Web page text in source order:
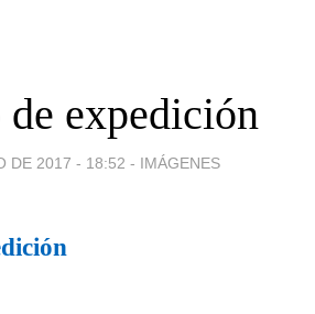
expedición
DE 2017 - 18:52 - IMÁGENES